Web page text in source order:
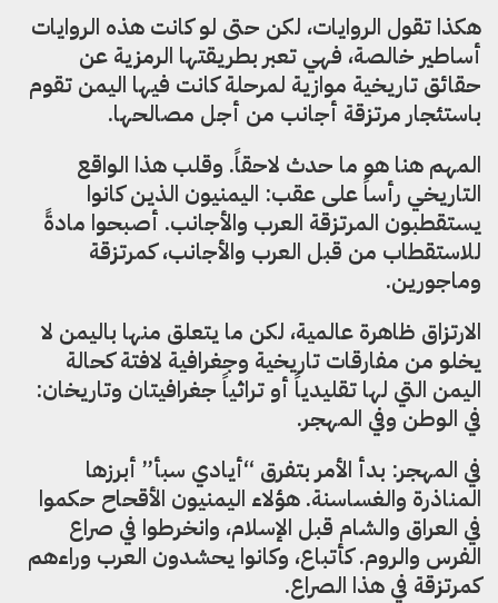
هكذا تقول الروايات، لكن حتى لو كانت هذه الروايات
أساطير خالصة، فهي تعبر بطريقتها الرمزية عن
حقائق تاريخية موازية لمرحلة كانت فيها اليمن تقوم
باستئجار مرتزقة أجانب من أجل مصالحها.
المهم هنا هو ما حدث لاحقاً. وقلب هذا الواقع
التاريخي رأساً على عقب: اليمنيون الذين كانوا
يستقطبون المرتزقة العرب والأجانب. أصبحوا مادةً
للاستقطاب من قبل العرب والأجانب، كمرتزقة
وماجورين.
الارتزاق ظاهرة عالمية، لكن ما يتعلق منها باليمن لا
يخلو من مفارقات تاريخية وجغرافية لافتة كحالة
اليمن التي لها تقليدياً أو تراثياً جغرافيتان وتاريخان:
في الوطن وفي المهجر.
في المهجر: بدأ الأمر بتفرق “أيادي سبأ” أبرزها
المناذرة والغساسنة. هؤلاء اليمنيون الأقحاح حكموا
في العراق والشام قبل الإسلام، وانخرطوا في صراع
الفرس والروم. كأتباع، وكانوا يحشدون العرب وراءهم
كمرتزقة في هذا الصراع.